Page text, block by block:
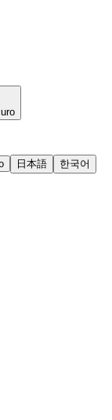
日本語
한국어